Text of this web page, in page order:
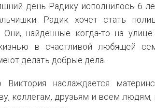
день Радику исполнилось 6
Радик хочет стать
Они, найденные когда-то на
в счастливой любящей
делать добрые дела.
Виктория наслаждается
коллегам, друзьям и всем